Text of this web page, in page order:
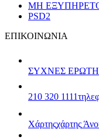
ΜΗ
PSD2
ΕΠΙΚΟΙΝΩΝΙΑ
ΣΥΧΝΕΣ
210 320 1111
Χάρτηςχάρτης